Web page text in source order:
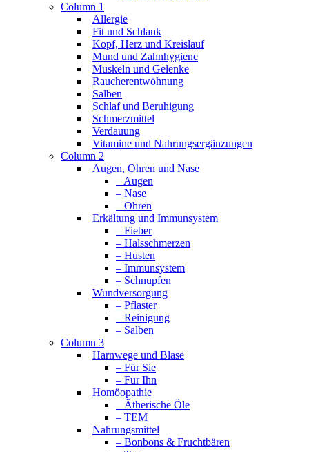
Column 1
Allergie
Fit und Schlank
Kopf, Herz und Kreislauf
Mund und Zahnhygiene
Muskeln und Gelenke
Raucherentwöhnung
Salben
Schlaf und Beruhigung
Schmerzmittel
Verdauung
Vitamine und Nahrungsergänzungen
Column 2
Augen, Ohren und Nase
– Augen
– Nase
– Ohren
Erkältung und Immunsystem
– Fieber
– Halsschmerzen
– Husten
– Immunsystem
– Schnupfen
Wundversorgung
– Pflaster
– Reinigung
– Salben
Column 3
Harnwege und Blase
– Für Sie
– Für Ihn
Homöopathie
– Ätherische Öle
– TEM
Nahrungsmittel
– Bonbons & Fruchtbären